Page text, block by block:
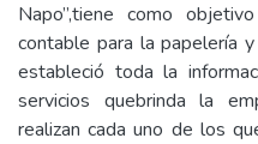
Napo”,tiene como
contable para la papelería
estableció toda la
servicios quebrinda la
realizan cada uno de los